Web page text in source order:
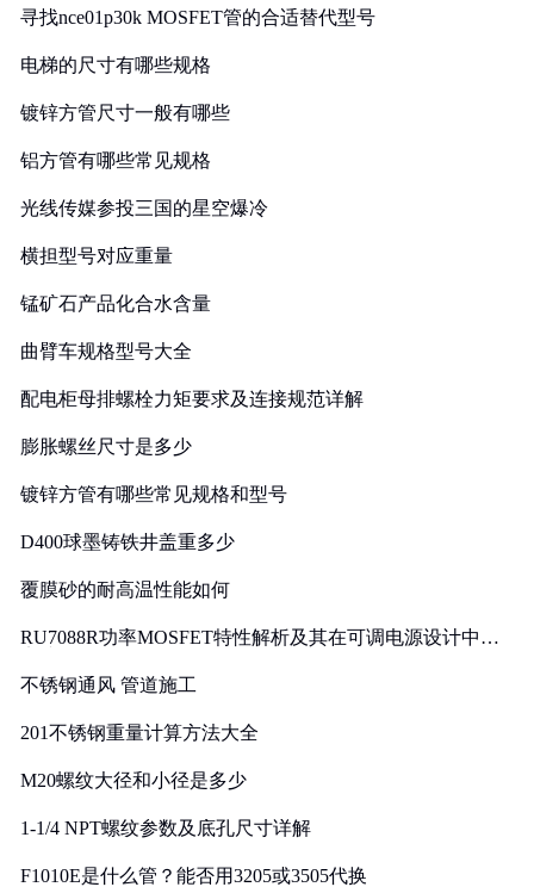
寻找nce01p30k MOSFET管的合适替代型号
电梯的尺寸有哪些规格
镀锌方管尺寸一般有哪些
铝方管有哪些常见规格
光线传媒参投三国的星空爆冷
横担型号对应重量
锰矿石产品化合水含量
曲臂车规格型号大全
配电柜母排螺栓力矩要求及连接规范详解
膨胀螺丝尺寸是多少
镀锌方管有哪些常见规格和型号
D400球墨铸铁井盖重多少
覆膜砂的耐高温性能如何
RU7088R功率MOSFET特性解析及其在可调电源设计中的
不锈钢通风 管道施工
201不锈钢重量计算方法大全
M20螺纹大径和小径是多少
1-1/4 NPT螺纹参数及底孔尺寸详解
F1010E是什么管？能否用3205或3505代换